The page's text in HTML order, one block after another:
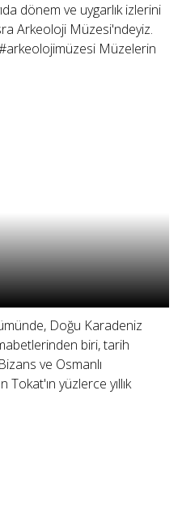
dönem ve uygarlık izlerini
Arkeoloji Müzesi'ndeyiz.
Müzelerin
Doğu Karadeniz
biri, tarih
ve Osmanlı
Tokat'ın yüzlerce yıllık